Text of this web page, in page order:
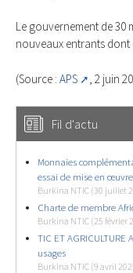
Le gouvernement de 30
nouveaux entrants dont
(Source : APS , 2 juin
Fil d'actu
Monnaies
essai de mise en
Burkina NTIC (30 juillet
Charte de membre
Burkina NTIC (25 février
TIC ET
usages
Burkina NTIC (9 avril